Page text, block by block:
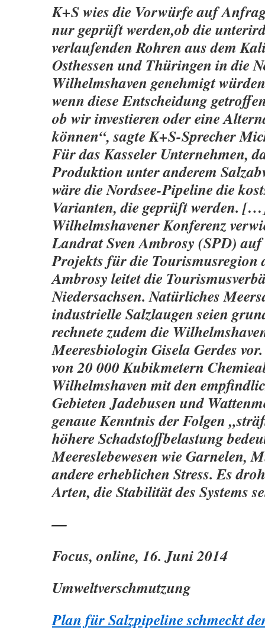
K+S wies die Vorwürfe auf
nur geprüft werden,ob die
verlaufenden Rohren aus dem
Osthessen und Thüringen in die
Wilhelmshaven genehmigt
wenn diese Entscheidung
ob wir investieren oder eine
können“, sagte K+S-Sprecher
Für das Kasseler Unternehmen,
Produktion unter anderem
wäre die Nordsee-Pipeline die
Varianten, die geprüft werden.
Wilhelmshavener Konferenz
Landrat Sven Ambrosy (SPD) auf
Projekts für die Tourismusregion
Ambrosy leitet die
Niedersachsen. Natürliches
industrielle Salzlaugen seien
rechnete zudem die
Meeresbiologin Gisela Gerdes
von 20 000 Kubikmetern
Wilhelmshaven mit den
Gebieten Jadebusen und
genaue Kenntnis der Folgen
höhere Schadstoffbelastung
Meereslebewesen wie Garnelen,
andere erheblichen Stress. Es
Arten, die Stabilität des Systems
—
Focus, online, 16. Juni 2014
Umweltverschmutzung
Plan für Salzpipeline schmeckt